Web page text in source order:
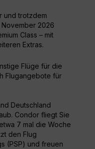
und trotzdem
November 2026
Class – mit
Extras.
Flüge für die
Flugangebote für
Deutschland
Condor fliegt Sie
7 mal die Woche
den Flug
(PSP) und freuen